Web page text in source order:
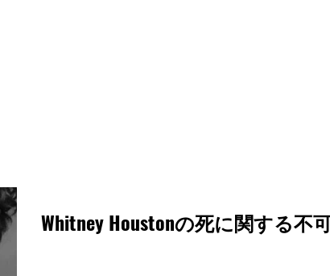
Whitney Houstonの死に関する不